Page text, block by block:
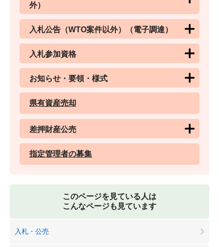
外）
入札公告（WTO案件以外）（電子調達）
入札参加資格
お知らせ・要領・様式
県有資産売却
差押財産公売
指定管理者の募集
このページを見ている人は
こんなページも見ています
入札・公売